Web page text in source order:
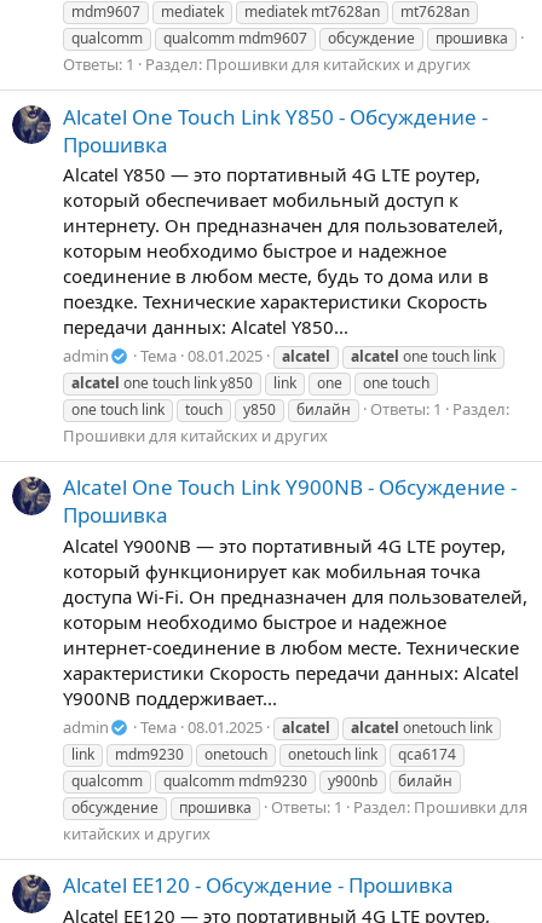
mdm9607
mediatek mediatek mt7628an
mt7628an
qualcomm
qualcomm mdm9607 обсуждение прошивка
Ответы: 1 Раздел: Прошивки для китайских и других
Alcatel One Touch Link Y850 - Обсуждение -
Прошивка
Alcatel Y850 — это портативный 4G LTE роутер,
который обеспечивает мобильный доступ к
интернету. Он предназначен для пользователей,
которым необходимо быстрое и надежное
соединение в любом месте, будь то дома или в
поездке. Технические характеристики Скорость
передачи данных: Alcatel Y850...
admin Тема 08.01.2025 alcatel alcatel one touch link
alcatel one touch link y850 link one
one touch
one touch link
touch y850 билайн Ответы: 1
Раздел:
Прошивки для китайских и других
Alcatel One Touch Link Y900NB - Обсуждение -
Прошивка
Alcatel Y900NB — это портативный 4G LTE роутер,
который функционирует как мобильная точка
доступа Wi-Fi. Он предназначен для пользователей,
которым необходимо быстрое и надежное
интернет-соединение в любом месте. Технические
характеристики Скорость передачи данных: Alcatel
Y900NB поддерживает...
admin Тема 08.01.2025 alcatel alcatel onetouch link
link
mdm9230 onetouch onetouch link
qca6174
qualcomm
qualcomm mdm9230 y900nb
билайн
обсуждение
прошивка Ответы: 1 Раздел: Прошивки для
китайских и других
Alcatel EE120 - Обсуждение - Прошивка
Alcatel EE120 — это портативный 4G LTE роутер,